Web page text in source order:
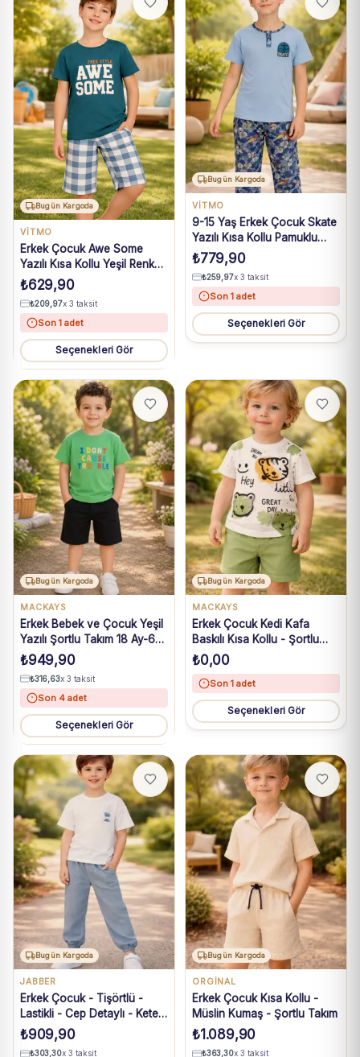
Bugün Kargoda
VİTMO
Erkek Çocuk Awe Some
Yazılı Kısa Kollu Yeşil Renk
Pijama Takımı
₺629,90
₺209,97x 3 taksit
Son 1 adet
Seçenekleri Gör
Bugün Kargoda
VİTMO
9-15 Yaş Erkek Çocuk Skate
Yazılı Kısa Kollu Pamuklu
Mavi Pijama Takımı
₺779,90
₺259,97x 3 taksit
Son 1 adet
Seçenekleri Gör
Bugün Kargoda
MACKAYS
Erkek Bebek ve Çocuk Yeşil
Yazılı Şortlu Takım 18 Ay-6
Yaş
₺949,90
₺316,63x 3 taksit
Son 4 adet
Seçenekleri Gör
Bugün Kargoda
MACKAYS
Erkek Çocuk Kedi Kafa
Baskılı Kısa Kollu - Şortlu
Yeşil Renk Takım
₺0,00
Son 1 adet
Seçenekleri Gör
Bugün Kargoda
JABBER
Erkek Çocuk - Tişörtlü -
Lastikli - Cep Detaylı - Keten
Pantolonlu Takım
₺909,90
₺303,30x 3 taksit
Bugün Kargoda
ORGINAL
Erkek Çocuk Kısa Kollu -
Müslin Kumaş - Şortlu Takım
₺1.089,90
₺363,30x 3 taksit